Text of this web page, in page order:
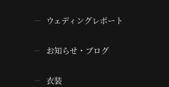
ウェディングレポート
お知らせ・ブログ
衣装